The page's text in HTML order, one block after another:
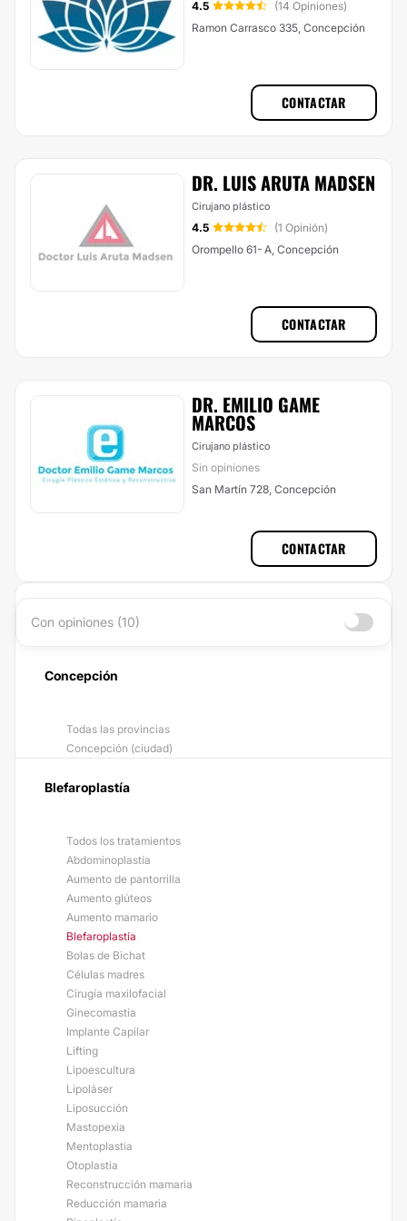
4.5
(14 Opiniones)
Ramon Carrasco 335, Concepción
CONTACTAR
DR. LUIS ARUTA MADSEN
Cirujano plástico
4.5
(1 Opinión)
Orompello 61- A, Concepción
CONTACTAR
DR. EMILIO GAME
MARCOS
Cirujano plástico
Sin opiniones
San Martín 728, Concepción
CONTACTAR
Con opiniones (10)
Concepción
Todas las provincias
Concepción (ciudad)
Blefaroplastía
Todos los tratamientos
Abdominoplastía
Aumento de pantorrilla
Aumento glúteos
Aumento mamario
Blefaroplastía
Bolas de Bichat
Células madres
Cirugía maxilofacial
Ginecomastia
Implante Capilar
Lifting
Lipoescultura
Lipoláser
Liposucción
Mastopexia
Mentoplastia
Otoplastia
Reconstrucción mamaria
Reducción mamaria